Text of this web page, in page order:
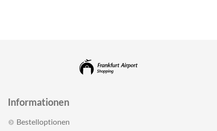
Informationen
Bestelloptionen